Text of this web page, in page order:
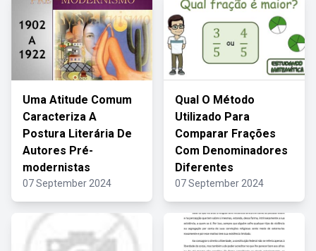
Uma Atitude Comum
Caracteriza A
Postura Literária De
Autores Pré-
modernistas
07 September 2024
Qual O Método
Utilizado Para
Comparar Frações
Com Denominadores
Diferentes
07 September 2024